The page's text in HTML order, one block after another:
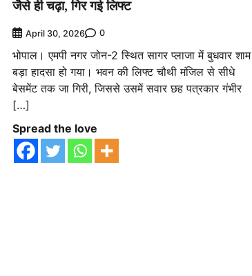
जैसे ही चढ़ा, गिर गई लिफ्ट
April 30, 2026 0
भोपाल। एमपी नगर जोन-2 स्थित सागर प्लाजा में बुधवार शाम
बड़ा हादसा हो गया। भवन की लिफ्ट चौथी मंजिल से सीधे
बेसमेंट तक जा गिरी, जिससे उसमें सवार छह पत्रकार गंभीर
[…]
Spread the love